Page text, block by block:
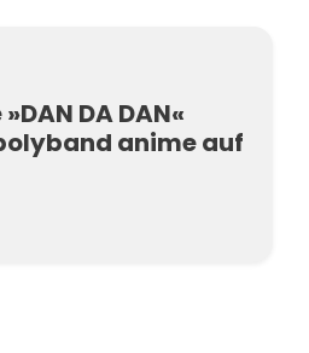
DA DAN«
anime auf